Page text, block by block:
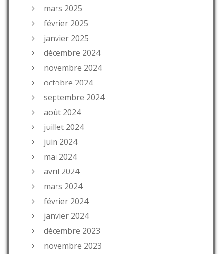
mars 2025
février 2025
janvier 2025
décembre 2024
novembre 2024
octobre 2024
septembre 2024
août 2024
juillet 2024
juin 2024
mai 2024
avril 2024
mars 2024
février 2024
janvier 2024
décembre 2023
novembre 2023